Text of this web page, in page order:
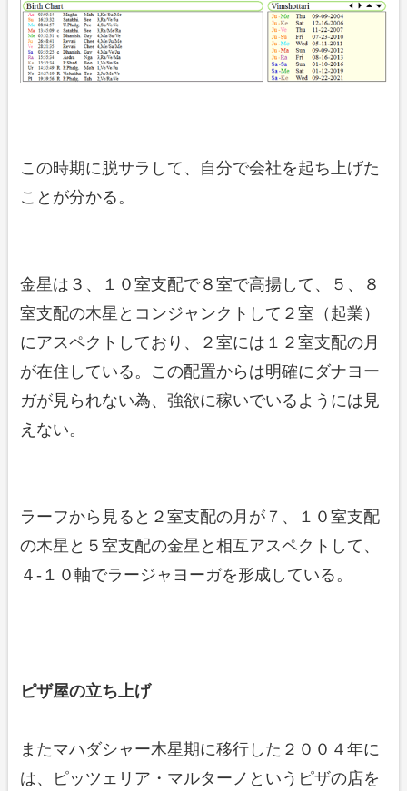
この時期に脱サラして、自分で会社を起ち上げた
ことが分かる。
金星は３、１０室支配で８室で高揚して、５、８
室支配の木星とコンジャンクトして２室（起業）
にアスペクトしており、２室には１２室支配の月
が在住している。この配置からは明確にダナヨー
ガが見られない為、強欲に稼いでいるようには見
えない。
ラーフから見ると２室支配の月が７、１０室支配
の木星と５室支配の金星と相互アスペクトして、
４-１０軸でラージャヨーガを形成している。
ピザ屋の立ち上げ
またマハダシャー木星期に移行した２００４年に
は、ピッツェリア・マルターノというピザの店を